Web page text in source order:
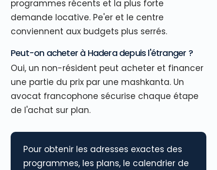
programmes récents et la plus forte
demande locative. Pe'er et le centre
conviennent aux budgets plus serrés.
Peut-on acheter à Hadera depuis l'étranger ?
Oui, un non-résident peut acheter et financer
une partie du prix par une mashkanta. Un
avocat francophone sécurise chaque étape
de l'achat sur plan.
Pour obtenir les adresses exactes des
programmes, les plans, le calendrier de